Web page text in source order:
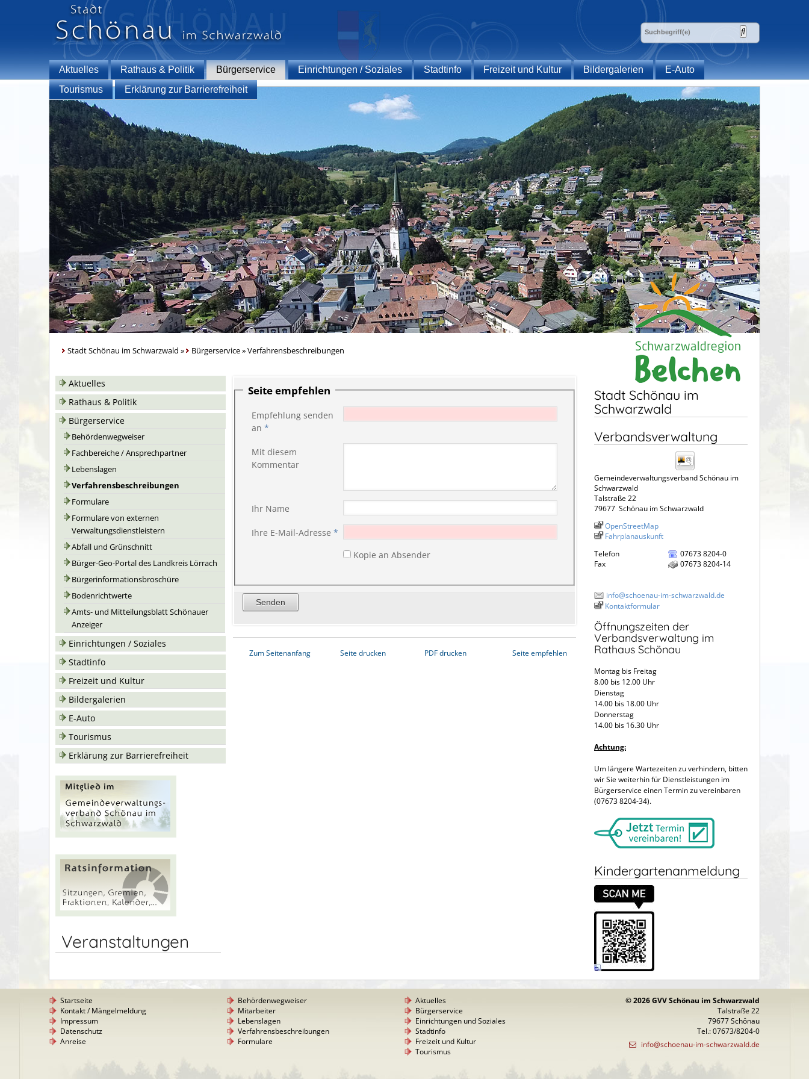
Aktuelles Rathaus & Politik Bürgerservice Einrichtungen / Soziales Stadtinfo Freizeit und Kultur Bildergalerien
E-Auto
Tourismus
Erklärung zur Barrierefreiheit
Stadt Schönau im Schwarzwald » Bürgerservice»Verfahrensbeschreibungen
Aktuelles
Rathaus & Politik
Bürgerservice
Behördenwegweiser
Fachbereiche / Ansprechpartner
Lebenslagen
Verfahrensbeschreibungen
Formulare
Formulare von externen
Verwaltungsdienstleistern
Abfall und Grünschnitt
Bürger-Geo-Portal des Landkreis Lörrach
Bürgerinformationsbroschüre
Bodenrichtwerte
Amts- und Mitteilungsblatt Schönauer
Anzeiger
Einrichtungen / Soziales
Stadtinfo
Freizeit und Kultur
Bildergalerien
E-Auto
Tourismus
Erklärung zur Barrierefreiheit
Veranstaltungen
Seite empfehlen
Empfehlung senden
an *
Mit diesem
Kommentar
Ihr Name
Ihre E-Mail-Adresse *
Kopie an Absender
Zum Seitenanfang Seite drucken PDF drucken Seite empfehlen
Stadt Schönau im
Schwarzwald
Verbandsverwaltung
Gemeindeverwaltungsverband Schönau im
Schwarzwald
Talstraße 22
79677 Schönau im Schwarzwald
OpenStreetMap
Fahrplanauskunft
Telefon
07673 8204-0
Fax
07673 8204-14
info@schoenau-im-schwarzwald.de
Kontaktformular
Öffnungszeiten der
Verbandsverwaltung im
Rathaus Schönau
Montag bis Freitag
8.00 bis 12.00 Uhr
Dienstag
14.00 bis 18.00 Uhr
Donnerstag
14.00 bis 16.30 Uhr
Achtung:
Um längere Wartezeiten zu verhindern, bitten
wir Sie weiterhin für Dienstleistungen im
Bürgerservice einen Termin zu vereinbaren
(07673 8204-34).
Kindergartenanmeldung
Startseite
Kontakt / Mängelmeldung
Impressum
Datenschutz
Anreise
Behördenwegweiser
Mitarbeiter
Lebenslagen
Verfahrensbeschreibungen
Formulare
Aktuelles
Bürgerservice
Einrichtungen und Soziales
Stadtinfo
Freizeit und Kultur
Tourismus
© 2026 GVV Schönau im Schwarzwald
Talstraße 22
79677 Schönau
Tel.: 07673/8204-0
info@schoenau-im-schwarzwald.de